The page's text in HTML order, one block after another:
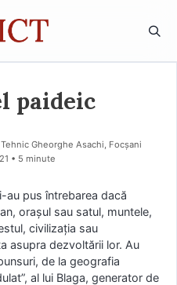
paideic
Gheorghe Asachi, Focșani
• 5 minute
au pus întrebarea dacă
orașul sau satul, muntele,
civilizația sau
asupra dezvoltării lor. Au
de la geografia
al lui Blaga, generator de